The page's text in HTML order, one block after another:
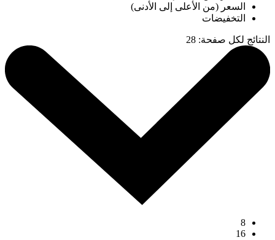
السعر (من الأعلى إلى الأدنى)
التخفيضات
النتائج لكل صفحة:
28
8
16